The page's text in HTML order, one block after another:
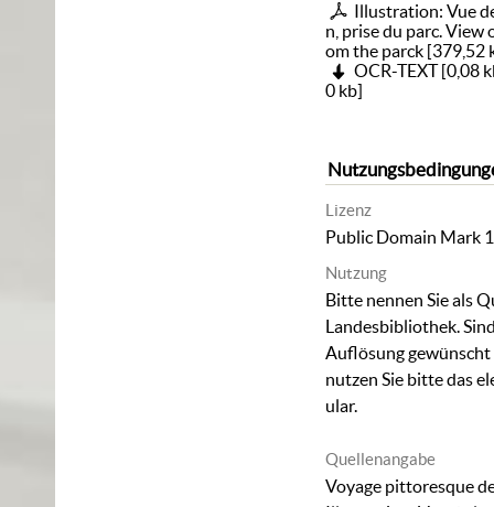
Illustration: Vue
n, prise du parc. View
om the parck [379,52
OCR-TEXT[0,08
0 kb]
Lizenz
Public Domain Mark
Nutzung
Bitte nennen Sie als
Landesbibliothek.
Auflösung
nutzen Sie bitte das
ular.
Quellenangabe
Voyage pittoresque